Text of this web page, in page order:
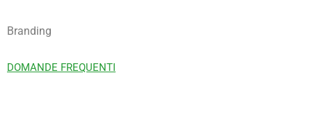
Branding
DOMANDE FREQUENTI